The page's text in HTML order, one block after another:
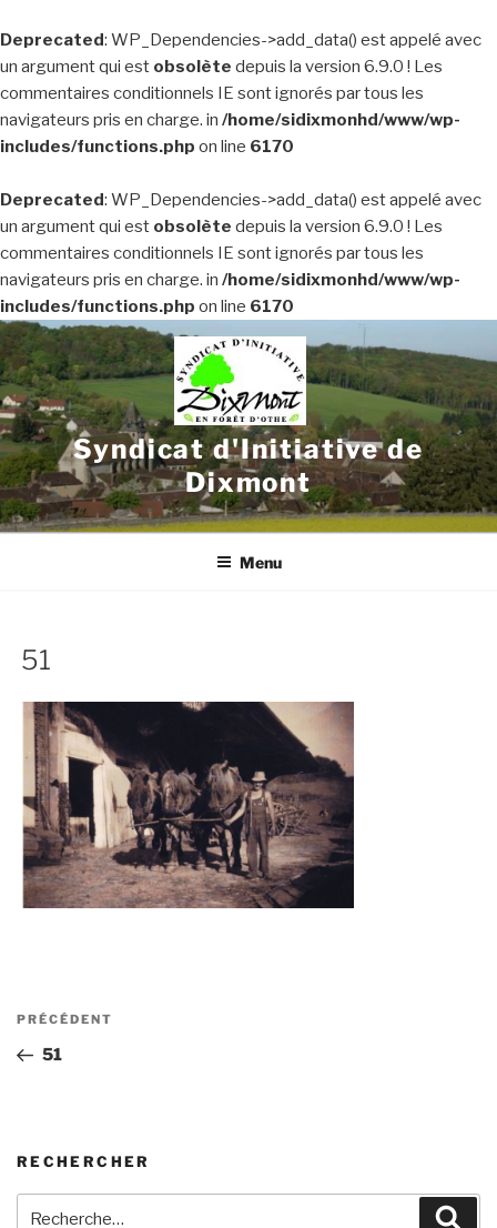
Deprecated: WP_Dependencies->add_data() est appelé avec
un argument qui est obsolète depuis la version 6.9.0 ! Les
commentaires conditionnels IE sont ignorés par tous les
navigateurs pris en charge. in /home/sidixmonhd/www/wp-
includes/functions.php on line 6170
Deprecated: WP_Dependencies->add_data() est appelé avec
un argument qui est obsolète depuis la version 6.9.0 ! Les
commentaires conditionnels IE sont ignorés par tous les
navigateurs pris en charge. in /home/sidixmonhd/www/wp-
includes/functions.php on line 6170
Aller
au
contenu
principal
Syndicat d'Initiative de
Dixmont
Menu
51
Navigation
l’article
Article
précédent
PRÉCÉDENT
51
RECHERCHER